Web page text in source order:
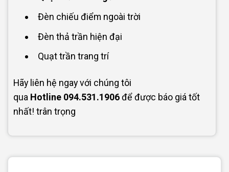
Đèn chiếu điểm ngoài trời
Đèn thả trần hiện đại
Quạt trần trang trí
Hãy liên hệ ngay với chúng tôi
qua Hotline 094.531.1906để được báo giá tốt
nhất! trân trọng